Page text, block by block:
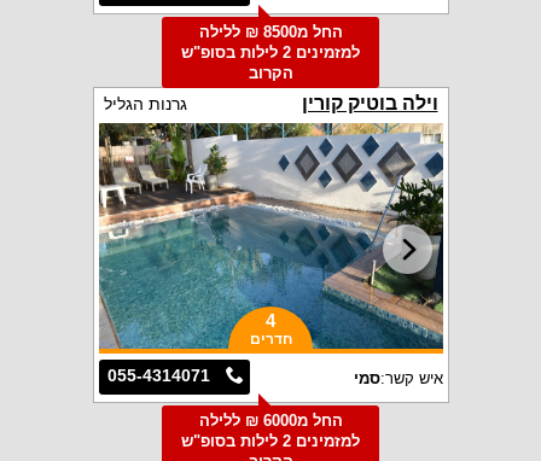
החל מ8500 ₪ ללילה
למזמינים 2 לילות בסופ"ש
הקרוב
וילה בוטיק קורין גרנות הגליל
4
חדרים
055-4314071 איש קשר:סמי
החל מ6000 ₪ ללילה
למזמינים 2 לילות בסופ"ש